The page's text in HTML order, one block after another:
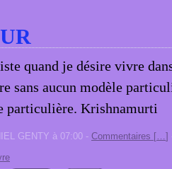
quand je désire vivre
sans aucun modèle
particulière. Krishnamurti
GENTY à 07:00 - Commentaires […]